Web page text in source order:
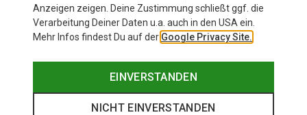
Anzeigen zeigen. Deine Zustimmung schließt ggf. die
Verarbeitung Deiner Daten u.a. auch in den USA ein.
Mehr Infos findest Du auf der Google Privacy Site.
EINVERSTANDEN
NICHT EINVERSTANDEN